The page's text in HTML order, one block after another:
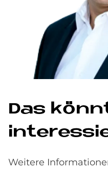
Das
Weitere